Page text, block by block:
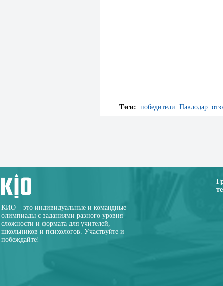
Тэги: победители Павлодар
КИО – это индивидуальные и командные
олимпиады с заданиями разного уровня
сложности и формата для учителей,
школьников и психологов. Участвуйте и
побеждайте!